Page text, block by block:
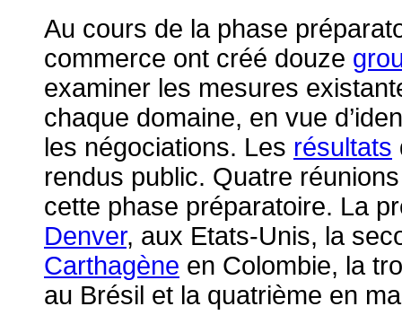
Au cours de la phase
commerce ont créé douze
examiner les mesures
chaque domaine, en vue
les négociations. Les résultats
rendus public. Quatre
cette phase préparatoire. La
Denver, aux Etats-Unis, la
Carthagène en Colombie, la
au Brésil et la quatrième en